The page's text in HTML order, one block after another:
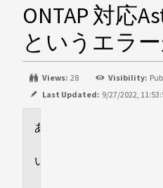
ONTAP 対応
というエラ
Views: 28 Visibility:
Last Updated: 9/27/2022,